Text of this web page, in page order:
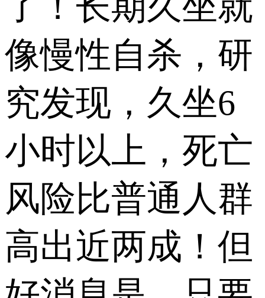
像慢性自杀，研
究发现，久坐6
小时以上，死亡
风险比普通人群
高出近两成！但